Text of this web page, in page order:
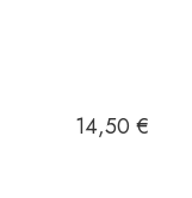
14,50 €